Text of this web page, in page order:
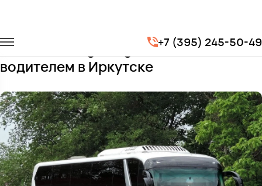
+7 (395) 245-50-49
King Long XMQ6129
Заказать King Long XMQ6129 с
водителем в Иркутске